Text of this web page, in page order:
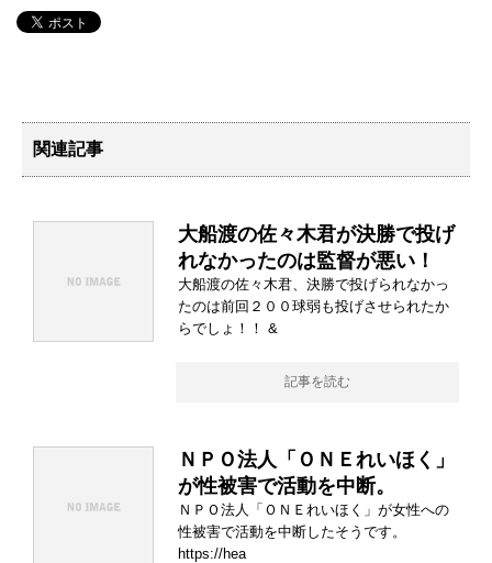
関連記事
大船渡の佐々木君が決勝で投げ
れなかったのは監督が悪い！
大船渡の佐々木君、決勝で投げられなかっ
たのは前回２００球弱も投げさせられたか
らでしょ！！ &
記事を読む
ＮＰＯ法人「ＯＮＥれいほく」
が性被害で活動を中断。
ＮＰＯ法人「ＯＮＥれいほく」が女性への
性被害で活動を中断したそうです。
https://hea